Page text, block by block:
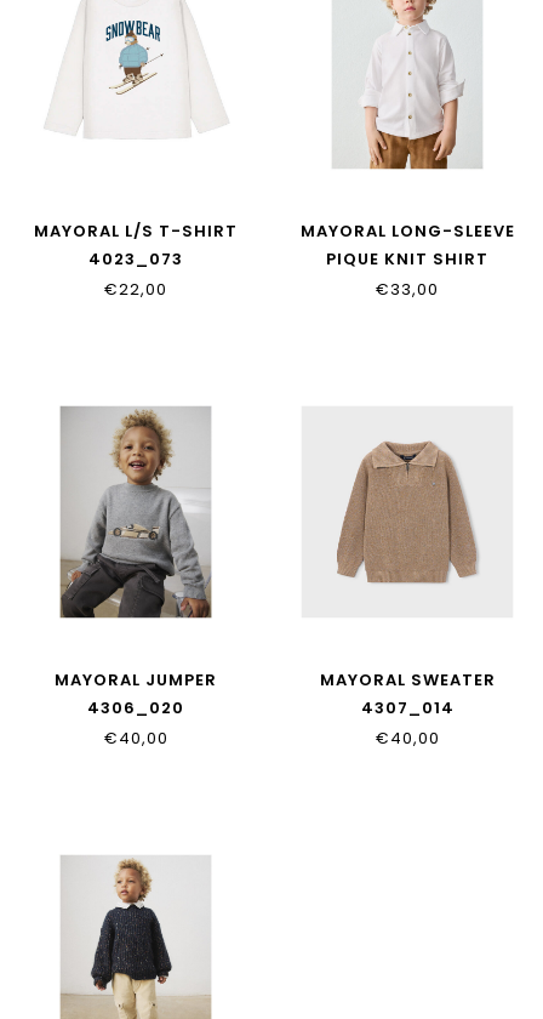
MAYORAL L/S T-SHIRT
4023_073
€22,00
MAYORAL LONG-SLEEVE
PIQUE KNIT SHIRT
4145_091
€33,00
MAYORAL JUMPER
4306_020
€40,00
MAYORAL SWEATER
4307_014
€40,00